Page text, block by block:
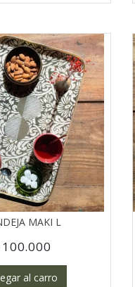
MAKI L
al carro